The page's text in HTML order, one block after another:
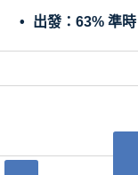
出發： 63% 準時